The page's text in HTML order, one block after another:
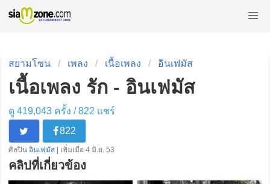
สยามโซน เพลง เนื้อเพลง อินเฟมัส
เนื้อเพลง รัก - อินเฟมัส
ดู 419,043 ครั้ง /822 แชร์
822
ศิลปิน อินเฟมัส | เพิ่มเมื่อ 4 มิ.ย. 53
คลิปที่เกี่ยวข้อง